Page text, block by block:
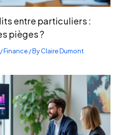
entre particuliers :
pièges ?
/Finance/ ByClaire Dumont